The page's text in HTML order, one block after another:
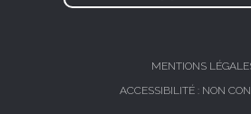
MENTIONS
ACCESSIBILITÉ : NON